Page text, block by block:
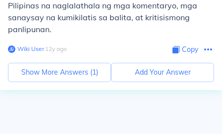
Pilipinas na naglalathala ng mga komentaryo, mga
sanaysay na kumikilatis sa balita, at kritisismong
panlipunan.
Wiki User∙12y ago Copy
Show More Answers (1) Add Your Answer